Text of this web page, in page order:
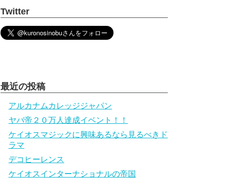
Twitter
最近の投稿
アルカナムカレッジジャパン
ヤバ帝２０万人達成イベント！！
ケイオスマジックに興味あるなら見るべきド
ラマ
デコヒーレンス
ケイオスインターナショナルの帝国